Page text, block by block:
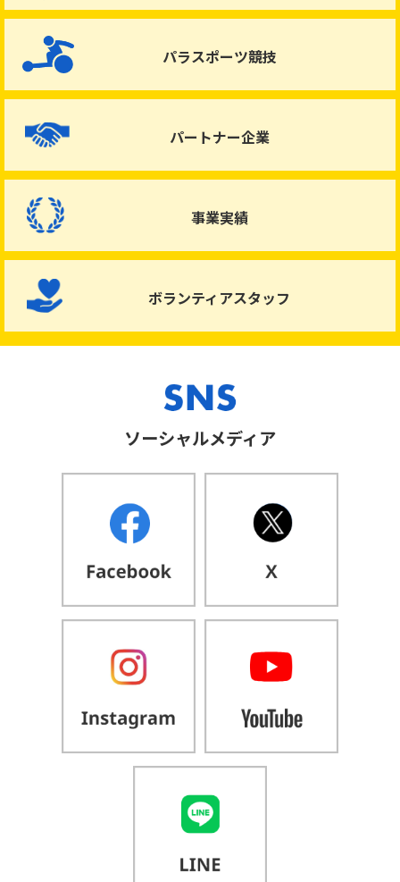
パラスポーツ競技
パートナー企業
事業実績
ボランティアスタッフ
ソーシャルメディア